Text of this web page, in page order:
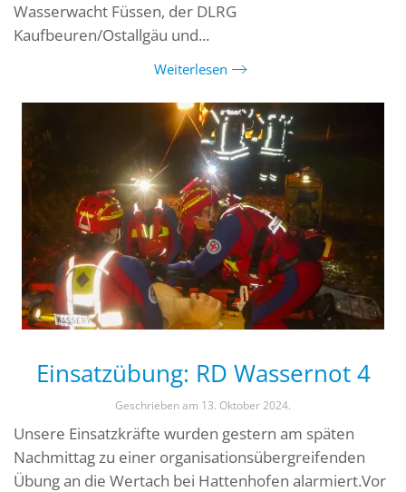
Wasserwacht Füssen, der DLRG
Kaufbeuren/Ostallgäu und...
Weiterlesen
Einsatzübung: RD Wassernot 4
Geschrieben am 13. Oktober 2024.
Unsere Einsatzkräfte wurden gestern am späten
Nachmittag zu einer organisationsübergreifenden
Übung an die Wertach bei Hattenhofen alarmiert.Vor